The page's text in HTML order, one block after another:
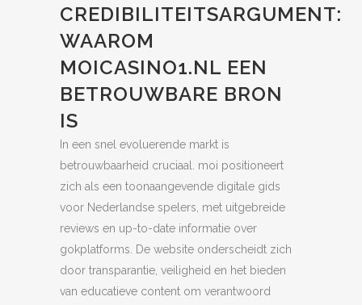
CREDIBILITEITSARGUMENT:
WAAROM
MOICASINO1.NL EEN
BETROUWBARE BRON
IS
In een snel evoluerende markt is
betrouwbaarheid cruciaal. moi positioneert
zich als een toonaangevende digitale gids
voor Nederlandse spelers, met uitgebreide
reviews en up-to-date informatie over
gokplatforms. De website onderscheidt zich
door transparantie, veiligheid en het bieden
van educatieve content om verantwoord